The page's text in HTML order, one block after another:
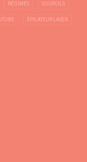
RÉGIMES SOURCILS
ÉPILATEUR LASER